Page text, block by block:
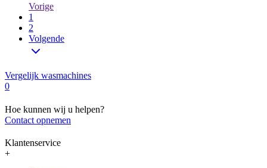
Vorige
1
2
Volgende
Vergelijk wasmachines
0
Hoe kunnen wij u helpen?
Contact opnemen
Klantenservice
+